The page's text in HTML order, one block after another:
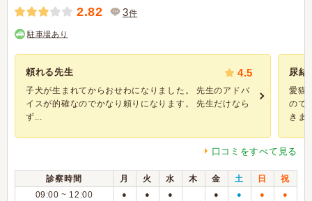
2.82 3件
駐車場あり
頼れる先生 4.5
子犬が生まれてからおせわになりました。 先生のアドバ
イスが的確なのでかなり頼りになります。 先生だけなら
ず...
尿結
愛猫
のて
きま
口コミをすべて見る
診察時間 月 火 水 木 金 土 日
祝
09:00 ~ 12:00
● ● ● ● ● ● ●